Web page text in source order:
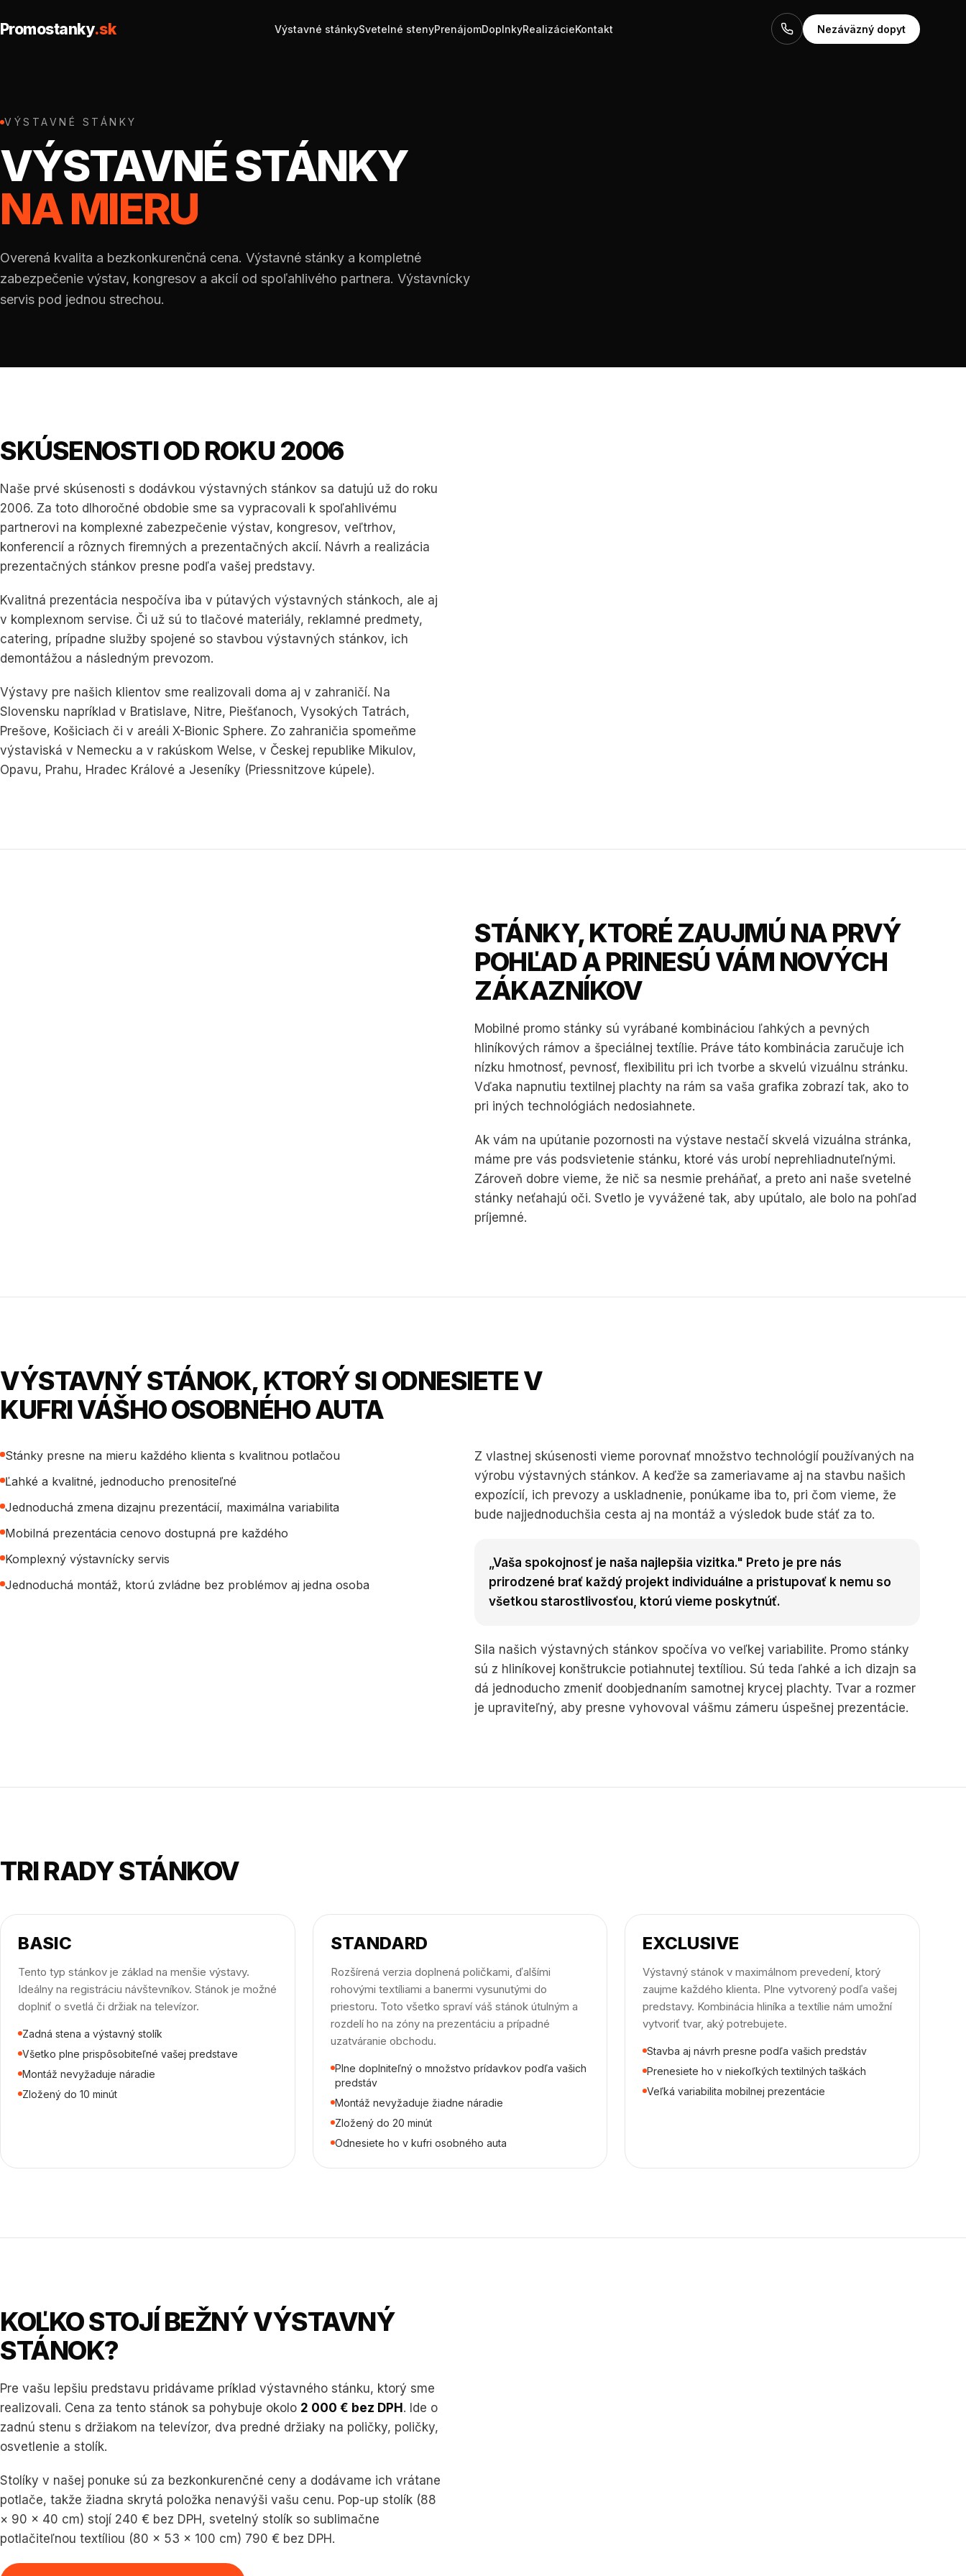
Promostanky.sk Výstavné stánkySvetelné stenyPrenájomDoplnkyRealizácieKontakt 0902 715 710
Nezáväzný dopyt
VÝSTAVNÉ STÁNKY
VÝSTAVNÉ STÁNKY
NA MIERU
Overená kvalita a bezkonkurenčná cena. Výstavné stánky a kompletné
zabezpečenie výstav, kongresov a akcií od spoľahlivého partnera. Výstavnícky
servis pod jednou strechou.
SKÚSENOSTI OD ROKU 2006
Naše prvé skúsenosti s dodávkou výstavných stánkov sa datujú už do roku
2006. Za toto dlhoročné obdobie sme sa vypracovali k spoľahlivému
partnerovi na komplexné zabezpečenie výstav, kongresov, veľtrhov,
konferencií a rôznych firemných a prezentačných akcií. Návrh a realizácia
prezentačných stánkov presne podľa vašej predstavy.
Kvalitná prezentácia nespočíva iba v pútavých výstavných stánkoch, ale aj
v komplexnom servise. Či už sú to tlačové materiály, reklamné predmety,
catering, prípadne služby spojené so stavbou výstavných stánkov, ich
demontážou a následným prevozom.
Výstavy pre našich klientov sme realizovali doma aj v zahraničí. Na
Slovensku napríklad v Bratislave, Nitre, Piešťanoch, Vysokých Tatrách,
Prešove, Košiciach či v areáli X-Bionic Sphere. Zo zahraničia spomeňme
výstaviská v Nemecku a v rakúskom Welse, v Českej republike Mikulov,
Opavu, Prahu, Hradec Králové a Jeseníky (Priessnitzove kúpele).
STÁNKY, KTORÉ ZAUJMÚ NA PRVÝ
POHĽAD A PRINESÚ VÁM NOVÝCH
ZÁKAZNÍKOV
Mobilné promo stánky sú vyrábané kombináciou ľahkých a pevných
hliníkových rámov a špeciálnej textílie. Práve táto kombinácia zaručuje ich
nízku hmotnosť, pevnosť, flexibilitu pri ich tvorbe a skvelú vizuálnu stránku.
Vďaka napnutiu textilnej plachty na rám sa vaša grafika zobrazí tak, ako to
pri iných technológiách nedosiahnete.
Ak vám na upútanie pozornosti na výstave nestačí skvelá vizuálna stránka,
máme pre vás podsvietenie stánku, ktoré vás urobí neprehliadnuteľnými.
Zároveň dobre vieme, že nič sa nesmie preháňať, a preto ani naše svetelné
stánky neťahajú oči. Svetlo je vyvážené tak, aby upútalo, ale bolo na pohľad
príjemné.
VÝSTAVNÝ STÁNOK, KTORÝ SI ODNESIETE V
KUFRI VÁŠHO OSOBNÉHO AUTA
Stánky presne na mieru každého klienta s kvalitnou potlačou
Ľahké a kvalitné, jednoducho prenositeľné
Jednoduchá zmena dizajnu prezentácií, maximálna variabilita
Mobilná prezentácia cenovo dostupná pre každého
Komplexný výstavnícky servis
Jednoduchá montáž, ktorú zvládne bez problémov aj jedna osoba
Z vlastnej skúsenosti vieme porovnať množstvo technológií používaných na
výrobu výstavných stánkov. A keďže sa zameriavame aj na stavbu našich
expozícií, ich prevozy a uskladnenie, ponúkame iba to, pri čom vieme, že
bude najjednoduchšia cesta aj na montáž a výsledok bude stáť za to.
„Vaša spokojnosť je naša najlepšia vizitka." Preto je pre nás
prirodzené brať každý projekt individuálne a pristupovať k nemu so
všetkou starostlivosťou, ktorú vieme poskytnúť.
Sila našich výstavných stánkov spočíva vo veľkej variabilite. Promo stánky
sú z hliníkovej konštrukcie potiahnutej textíliou. Sú teda ľahké a ich dizajn sa
dá jednoducho zmeniť doobjednaním samotnej krycej plachty. Tvar a rozmer
je upraviteľný, aby presne vyhovoval vášmu zámeru úspešnej prezentácie.
TRI RADY STÁNKOV
BASIC
Tento typ stánkov je základ na menšie výstavy.
Ideálny na registráciu návštevníkov. Stánok je možné
doplniť o svetlá či držiak na televízor.
Zadná stena a výstavný stolík
Všetko plne prispôsobiteľné vašej predstave
Montáž nevyžaduje náradie
Zložený do 10 minút
STANDARD
Rozšírená verzia doplnená poličkami, ďalšími
rohovými textíliami a banermi vysunutými do
priestoru. Toto všetko spraví váš stánok útulným a
rozdelí ho na zóny na prezentáciu a prípadné
uzatváranie obchodu.
Plne doplniteľný o množstvo prídavkov podľa vašich
predstáv
Montáž nevyžaduje žiadne náradie
Zložený do 20 minút
Odnesiete ho v kufri osobného auta
EXCLUSIVE
Výstavný stánok v maximálnom prevedení, ktorý
zaujme každého klienta. Plne vytvorený podľa vašej
predstavy. Kombinácia hliníka a textílie nám umožní
vytvoriť tvar, aký potrebujete.
Stavba aj návrh presne podľa vašich predstáv
Prenesiete ho v niekoľkých textilných taškách
Veľká variabilita mobilnej prezentácie
KOĽKO STOJÍ BEŽNÝ VÝSTAVNÝ
STÁNOK?
Pre vašu lepšiu predstavu pridávame príklad výstavného stánku, ktorý sme
realizovali. Cena za tento stánok sa pohybuje okolo 2 000 € bez DPH . Ide o
zadnú stenu s držiakom na televízor, dva predné držiaky na poličky, poličky,
osvetlenie a stolík.
Stolíky v našej ponuke sú za bezkonkurenčné ceny a dodávame ich vrátane
potlače, takže žiadna skrytá položka nenavýši vašu cenu. Pop-up stolík (88
× 90 × 40 cm) stojí 240 € bez DPH, svetelný stolík so sublimačne
potlačiteľnou textíliou (80 × 53 × 100 cm) 790 € bez DPH.